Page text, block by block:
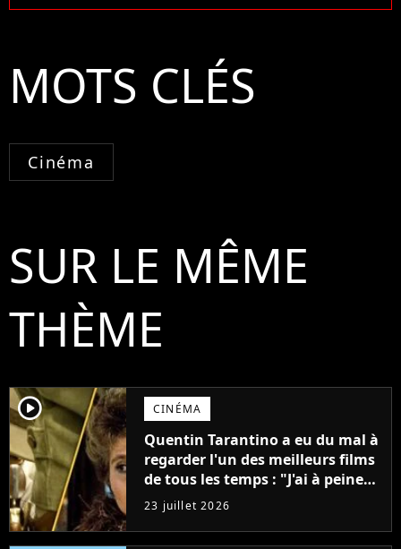
MOTS CLÉS
Cinéma
SUR LE MÊME
THÈME
player2 CINÉMA
Quentin Tarantino a eu du mal à
regarder l'un des meilleurs films
de tous les temps : "J'ai à peine
réussi à aller jusqu'au générique
de fin"
23 juillet 2026